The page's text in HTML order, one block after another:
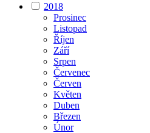
2018
Prosinec
Listopad
Říjen
Září
Srpen
Červenec
Červen
Květen
Duben
Březen
Únor